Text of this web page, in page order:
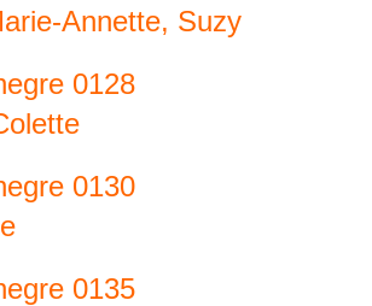
Annette, Suzy